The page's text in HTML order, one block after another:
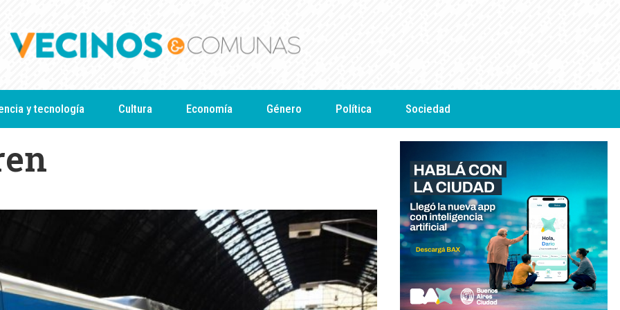
y tecnología Cultura Economía Género Política Sociedad